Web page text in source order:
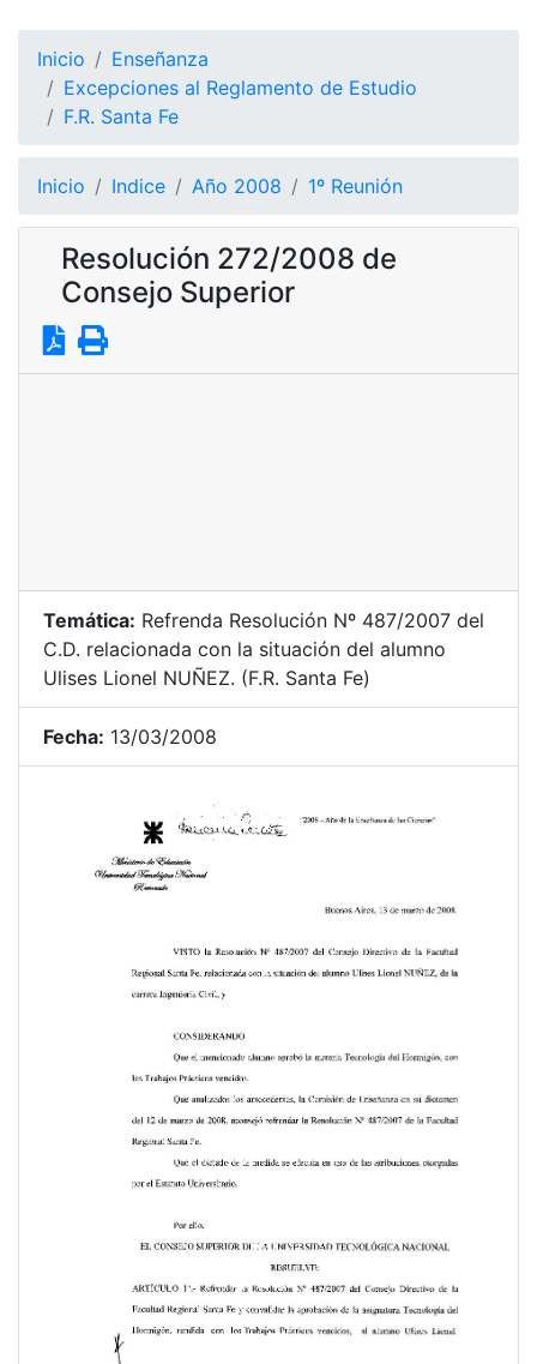
Inicio
Enseñanza
Excepciones al Reglamento de Estudio
F.R. Santa Fe
Inicio Indice Año 2008 1º Reunión
Resolución 272/2008 de
Consejo Superior
Temática: Refrenda Resolución Nº 487/2007 del
C.D. relacionada con la situación del alumno
Ulises Lionel NUÑEZ. (F.R. Santa Fe)
Fecha: 13/03/2008